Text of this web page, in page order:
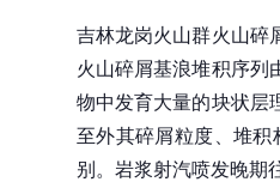
吉林龙岗火山群火山碎
火山碎屑基浪堆积序列
物中发育大量的块状层
至外其碎屑粒度、堆
别。岩浆射汽喷发晚期